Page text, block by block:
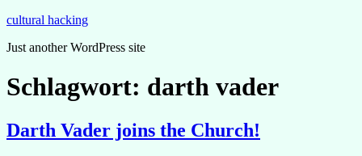
Zum
springen
cultural hacking
Just another WordPress site
Schlagwort: darth vader
Darth Vader joins the Church!